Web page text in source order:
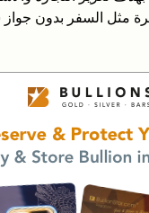
مثل السفر بدون